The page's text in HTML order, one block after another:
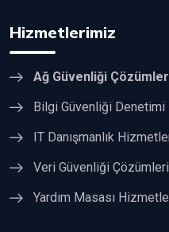
Hizmetlerimiz
Ağ Güvenliği
Bilgi Güvenliği Denetimi
IT Danışmanlık
Veri Güvenliği Çözümleri
Yardım Masası